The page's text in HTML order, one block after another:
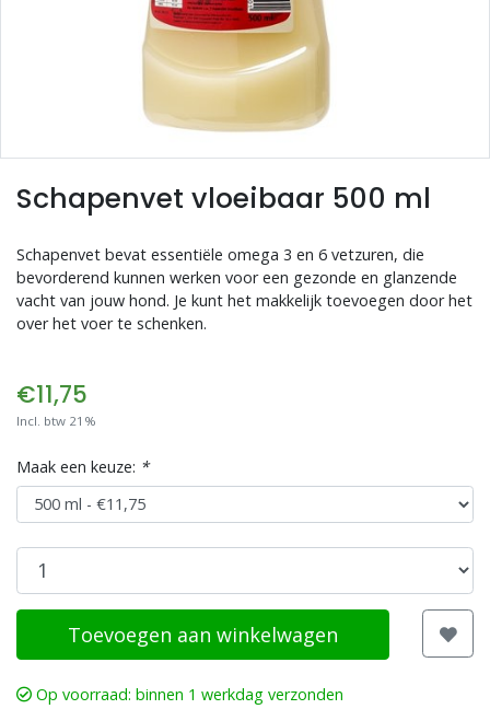
Schapenvet vloeibaar 500 ml
Schapenvet bevat essentiële omega 3 en 6 vetzuren, die
bevorderend kunnen werken voor een gezonde en glanzende
vacht van jouw hond. Je kunt het makkelijk toevoegen door het
over het voer te schenken.
€11,75
Incl. btw 21%
Maak een keuze: *
Toevoegen aan winkelwagen
Op voorraad: binnen 1 werkdag verzonden